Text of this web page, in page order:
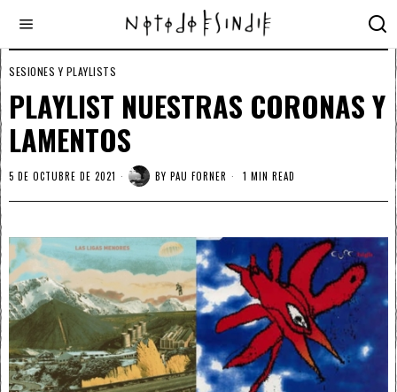
SESIONES Y PLAYLISTS
PLAYLIST NUESTRAS CORONAS Y
LAMENTOS
5 DE OCTUBRE DE 2021 BY PAU FORNER 1 MIN READ